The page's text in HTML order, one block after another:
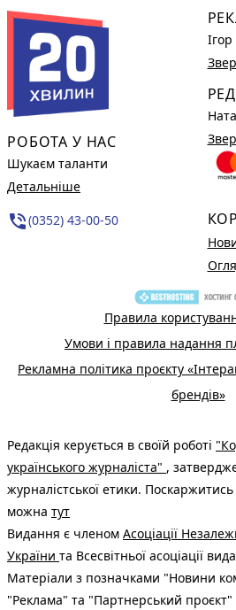
РОБОТА У НАС
Шукаєм таланти
Детальніше
phone_in_talk(0352) 43-00-50
Правила
Умови і правила надання
Рекламна політика проєкту
брендів»
Редакція керується в своїй роботі
українського журналіста" ,
журналістської етики. Поскаржитись
можна тут
Видання є членом Асоціації
України та Всесвітньої асоціації
Матеріали з позначками "Новини
"Реклама" та "Партнерський проєкт"